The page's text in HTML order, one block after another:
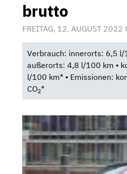
brutto
FREITAG, 12. AUGUST
Verbrauch: innerorts: 6,5 l/
außerorts: 4,8 l/100 km •
l/100 km* • Emissionen:
CO2*